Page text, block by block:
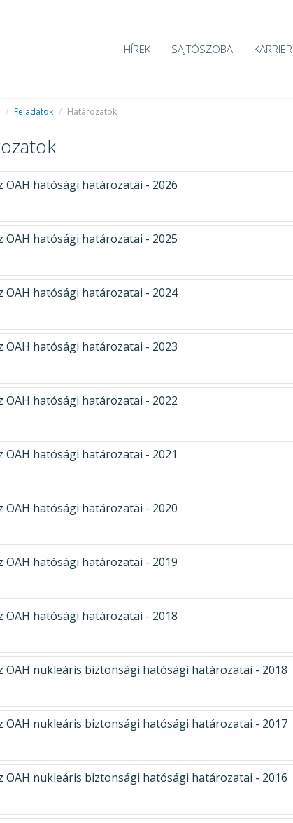
HÍREK SAJTÓSZOBA KARRIER
/ Feladatok / Határozatok
OAH hatósági határozatai - 2026
OAH hatósági határozatai - 2025
OAH hatósági határozatai - 2024
OAH hatósági határozatai - 2023
OAH hatósági határozatai - 2022
OAH hatósági határozatai - 2021
OAH hatósági határozatai - 2020
OAH hatósági határozatai - 2019
OAH hatósági határozatai - 2018
OAH nukleáris biztonsági hatósági határozatai - 2018
OAH nukleáris biztonsági hatósági határozatai - 2017
OAH nukleáris biztonsági hatósági határozatai - 2016